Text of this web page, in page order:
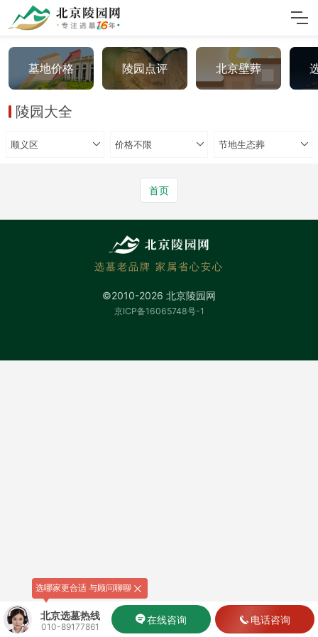
墓地价格 陵园点评 北京壁葬
陵园大全
顺义区 价格不限 节地生态葬
首页
北京选墓热线
010-89177861
在线咨询 电话咨询
选哪家更合适 与顾问聊聊
选墓老品牌 家属省心安心
©2010-2026 北京陵园网
京ICP备16065748号-1